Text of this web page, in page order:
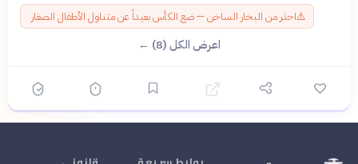
⚠️احذر من البخار الساخن — ضع الكأس بعيداً عن متناول الأطفال الصغار
اعرض الكل (8) ←